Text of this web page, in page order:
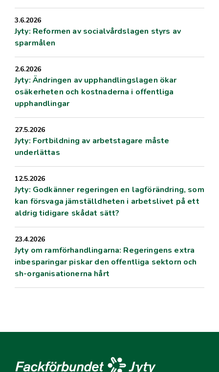
3.6.2026
Jyty: Reformen av socialvårdslagen styrs av
sparmålen
2.6.2026
Jyty: Ändringen av upphandlingslagen ökar
osäkerheten och kostnaderna i offentliga
upphandlingar
27.5.2026
Jyty: Fortbildning av arbetstagare måste
underlättas
12.5.2026
Jyty: Godkänner regeringen en lagförändring, som
kan försvaga jämställdheten i arbetslivet på ett
aldrig tidigare skådat sätt?
23.4.2026
Jyty om ramförhandlingarna: Regeringens extra
inbesparingar piskar den offentliga sektorn och
sh-organisationerna hårt